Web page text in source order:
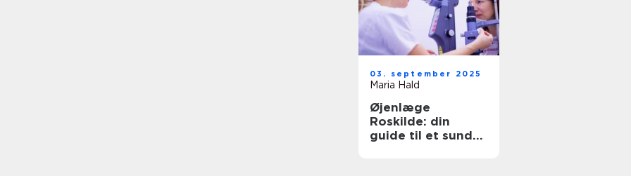
03. september 2025
Maria Hald
Øjenlæge
Roskilde: din
guide til et sundt